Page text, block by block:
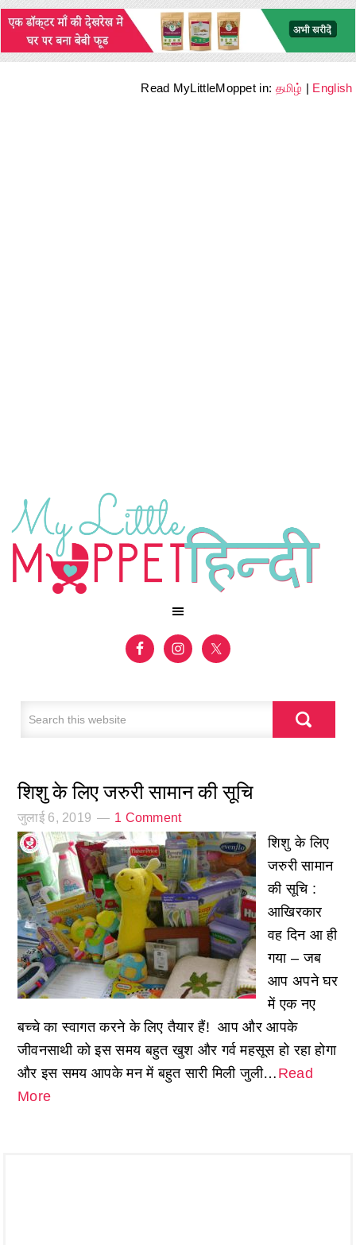
Read MyLittleMoppet in: தமிழ் | English
शिशु के लिए जरुरी सामान की सूचि
जुलाई 6, 2019 1 Comment
शिशु के लिए
जरुरी सामान
की सूचि :
आखिरकार
वह दिन आ ही
गया – जब
आप अपने घर
में एक नए
बच्चे का स्वागत करने के लिए तैयार हैं! आप और आपके
जीवनसाथी को इस समय बहुत खुश और गर्व महसूस हो रहा होगा
और इस समय आपके मन में बहुत सारी मिली जुली… Read
More